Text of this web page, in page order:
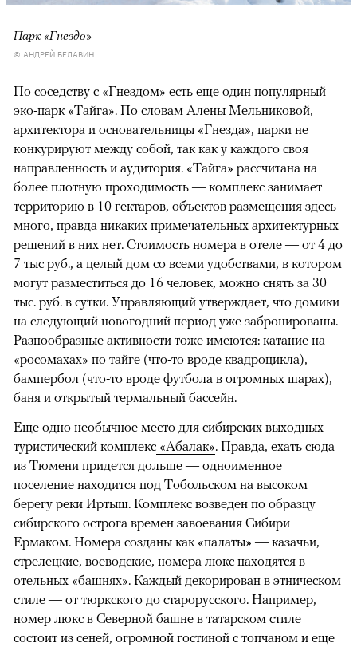
Парк «Гнездо»
© АНДРЕЙ БЕЛАВИН
По соседству с «Гнездом» есть еще один популярный
эко-парк «Тайга». По словам Алены Мельниковой,
архитектора и основательницы «Гнезда», парки не
конкурируют между собой, так как у каждого своя
направленность и аудитория. «Тайга» рассчитана на
более плотную проходимость — комплекс занимает
территорию в 10 гектаров, объектов размещения здесь
много, правда никаких примечательных архитектурных
решений в них нет. Стоимость номера в отеле — от 4 до
7 тыс руб., а целый дом со всеми удобствами, в котором
могут разместиться до 16 человек, можно снять за 30
тыс. руб. в сутки. Управляющий утверждает, что домики
на следующий новогодний период уже забронированы.
Разнообразные активности тоже имеются: катание на
«росомахах» по тайге (что-то вроде квадроцикла),
бампербол (что-то вроде футбола в огромных шарах),
баня и открытый термальный бассейн.
Еще одно необычное место для сибирских выходных —
туристический комплекс «Абалак». Правда, ехать сюда
из Тюмени придется дольше — одноименное
поселение находится под Тобольском на высоком
берегу реки Иртыш. Комплекс возведен по образцу
сибирского острога времен завоевания Сибири
Ермаком. Номера созданы как «палаты» — казачьи,
стрелецкие, воеводские, номера люкс находятся в
отельных «башнях». Каждый декорирован в этническом
стиле — от тюркского до старорусского. Например,
номер люкс в Северной башне в татарском стиле
состоит из сеней, огромной гостиной с топчаном и еще